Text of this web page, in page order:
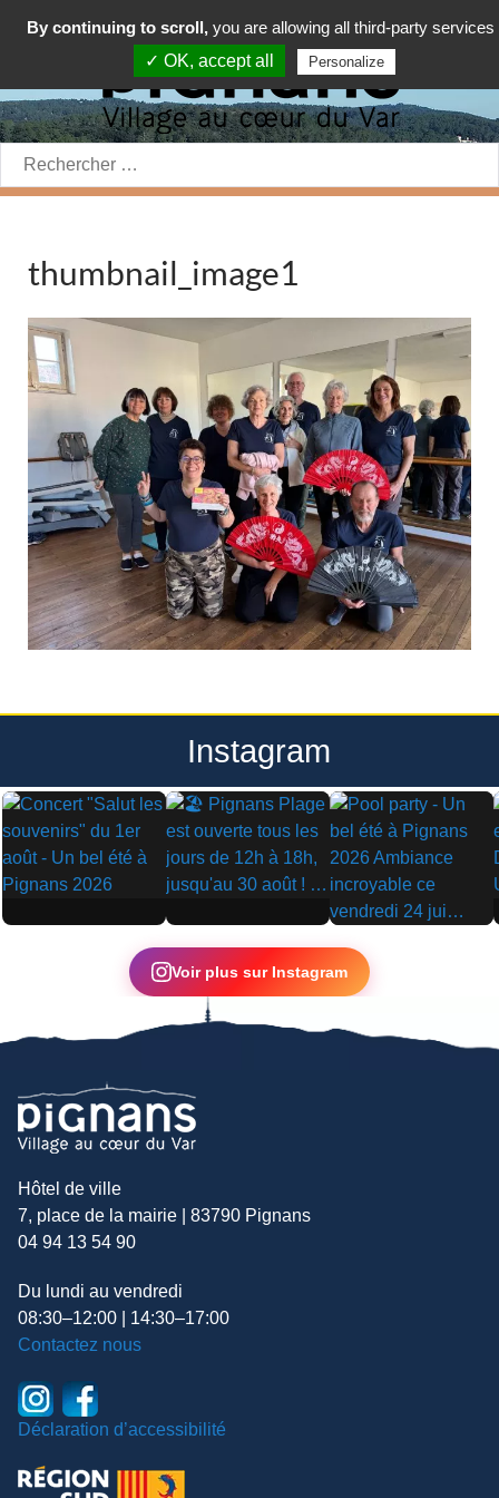
Rechercher:
thumbnail_image1
Instagram
▶ ▶
▶
Voir plus sur Instagram
Hôtel de ville
7, place de la mairie | 83790 Pignans
04 94 13 54 90
Du lundi au vendredi
08:30–12:00 | 14:30–17:00
Contactez nous
Déclaration d’accessibilité
By continuing to scroll, you are allowing all third-party services
✓ OK, accept all
Personalize